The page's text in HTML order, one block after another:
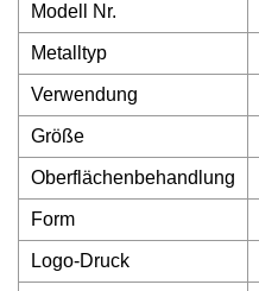
Modell Nr.
Metalltyp
Verwendung
Größe
Oberflächenbehandlung
Form
Logo-Druck